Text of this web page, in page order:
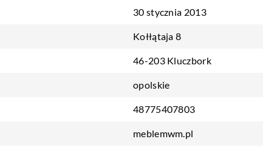
30 stycznia 2013
Kołłątaja 8
46-203 Kluczbork
opolskie
48775407803
meblemwm.pl